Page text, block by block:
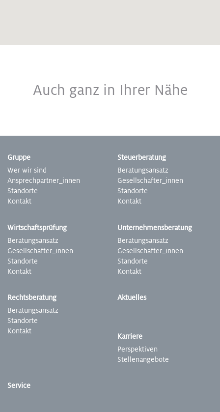
Auch ganz in Ihrer Nähe
Gruppe
Wer wir sind
Ansprech­partner­_innen
Standorte
Kontakt
Steuer­beratung
Beratungs­ansatz
Gesell­schafter­_innen
Stand­orte
Kontakt
Wirtschafts­prüfung
Beratungs­ansatz
Gesell­schafter­_innen
Stand­­­­­­orte
Kontakt
Unter­nehmens­beratung
­­­­Beratungs­ansatz
Gesell­schafter­_innen
Stand­orte
Kontakt
Rechts­beratung
Beratungs­ansatz
Stand­orte
Kontakt
Aktuelles
Karriere
Perspek­tiven
Stellen­angebote
Service